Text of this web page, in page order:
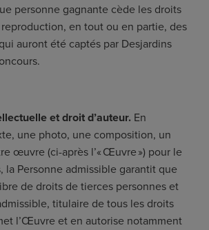
personne gagnante cède les droits
en tout ou en partie, des
auront été captés par Desjardins
et droit d’auteur. En
une photo, une composition, un
œuvre (ci-après l’« Œuvre ») pour le
la Personne admissible garantit que
de droits de tierces personnes et
titulaire de tous les droits
l’Œuvre et en autorise notamment